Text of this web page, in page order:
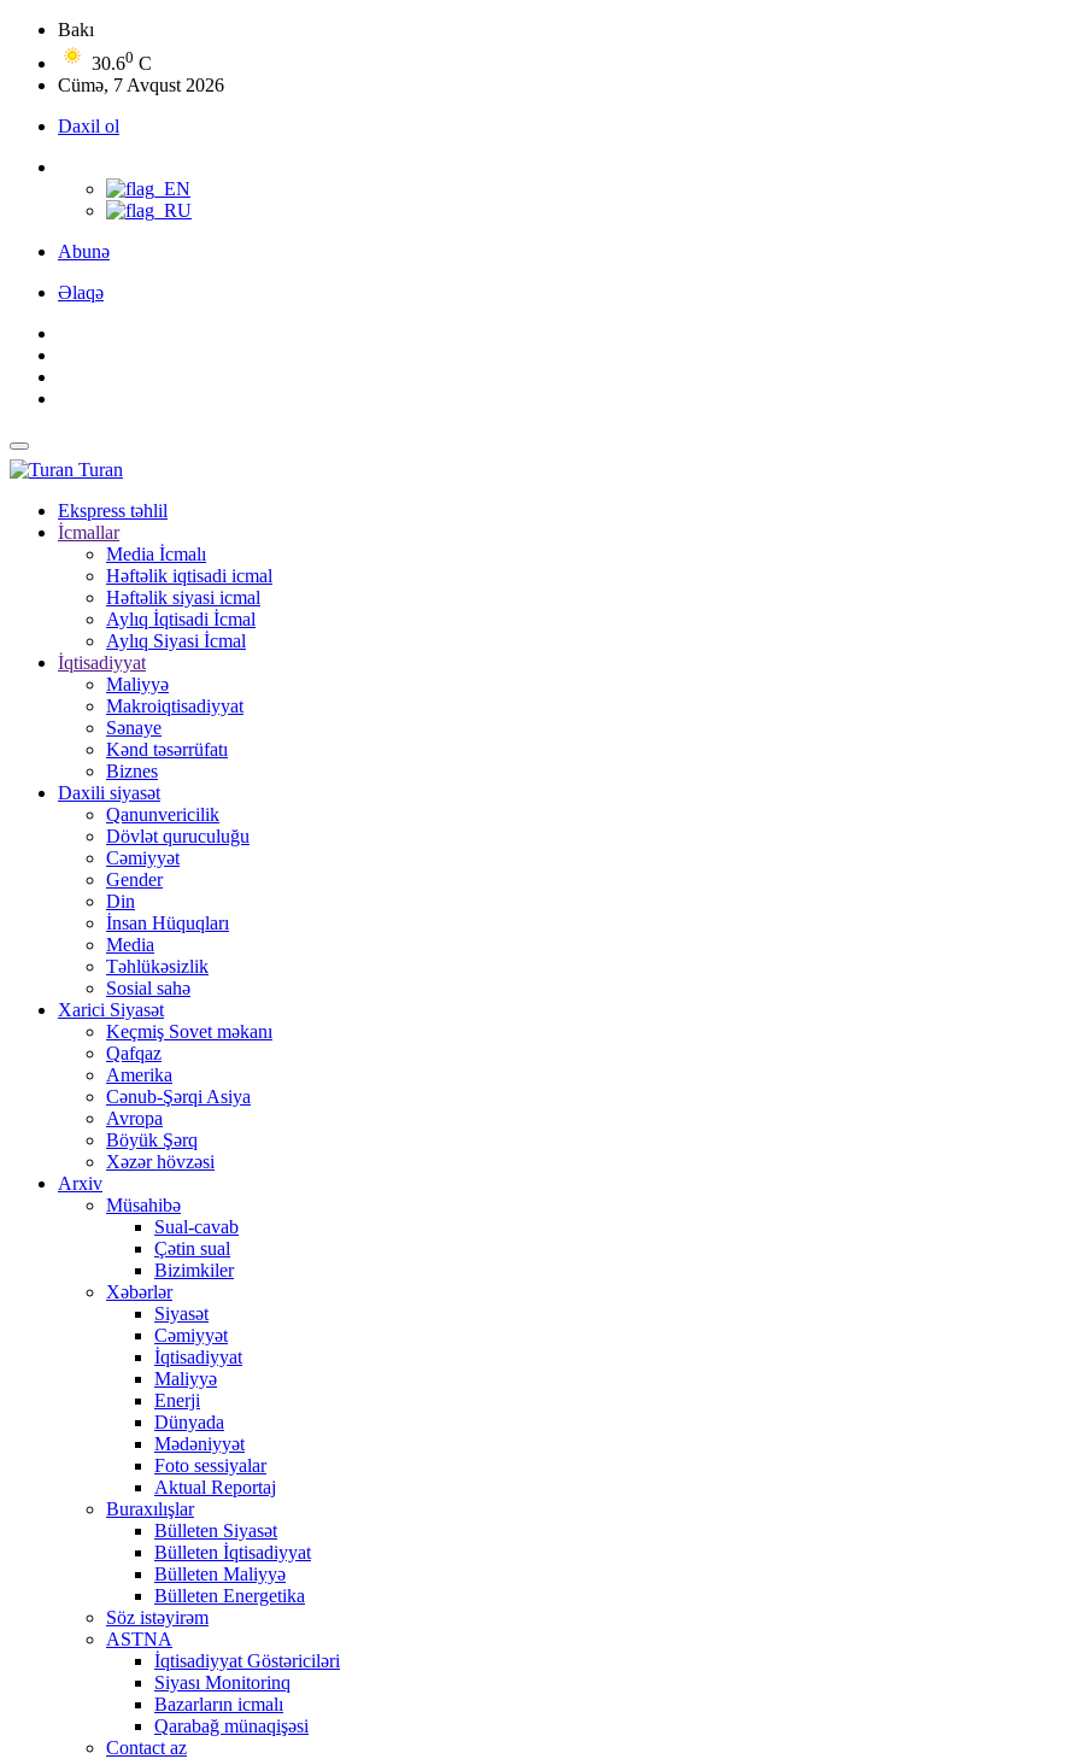
Bakı
30.60 C
Cümə, 7 Avqust 2026
Daxil ol
Abunə
Əlaqə
Turan
Ekspress təhlil
İcmallar
Media İcmalı
Həftəlik iqtisadi icmal
Həftəlik siyasi icmal
Aylıq İqtisadi İcmal
Aylıq Siyasi İcmal
İqtisadiyyat
Maliyyə
Makroiqtisadiyyat
Sənaye
Kənd təsərrüfatı
Biznes
Daxili siyasət
Qanunvericilik
Dövlət quruculuğu
Cəmiyyət
Gender
Din
İnsan Hüquqları
Media
Təhlükəsizlik
Sosial sahə
Xarici Siyasət
Keçmiş Sovet məkanı
Qafqaz
Amerika
Cənub-Şərqi Asiya
Avropa
Böyük Şərq
Xəzər hövzəsi
Arxiv
Müsahibə
Sual-cavab
Çətin sual
Bizimkiler
Xəbərlər
Siyasət
Cəmiyyət
İqtisadiyyat
Maliyyə
Enerji
Dünyada
Mədəniyyət
Foto sessiyalar
Aktual Reportaj
Buraxılışlar
Bülleten Siyasət
Bülleten İqtisadiyyat
Bülleten Maliyyə
Bülleten Energetika
Söz istəyirəm
ASTNA
İqtisadiyyat Göstəriciləri
Siyası Monitorinq
Bazarların icmalı
Qarabağ münaqişəsi
Contact az